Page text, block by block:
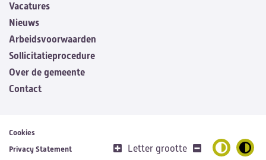
Vacatures
Nieuws
Arbeidsvoorwaarden
Sollicitatieprocedure
Over de gemeente
Contact
Cookies
Privacy Statement
Letter grootte